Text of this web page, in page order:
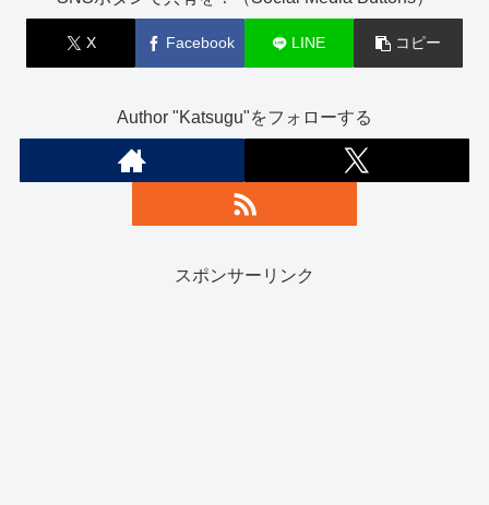
X Facebook LINE コピー
Author "Katsugu"をフォローする
スポンサーリンク